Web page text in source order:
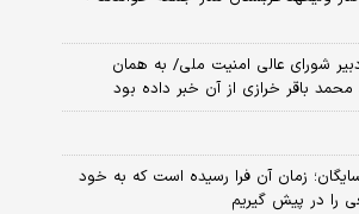
شورای عالی امنیت ملی/ به همان
باقر خرازی از آن خبر داده بود
زمان آن فرا رسیده است که به خود
را در پیش گیریم